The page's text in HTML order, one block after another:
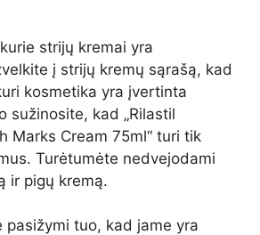
strijų kremai yra
į strijų kremų sąrašą, kad
kosmetika yra įvertinta
sužinosite, kad „Rilastil
Marks Cream 75ml“ turi tik
Turėtumėte nedvejodami
ir pigų kremą.
pasižymi tuo, kad jame yra